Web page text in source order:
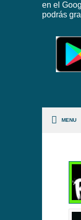
en el
podrás
MENU